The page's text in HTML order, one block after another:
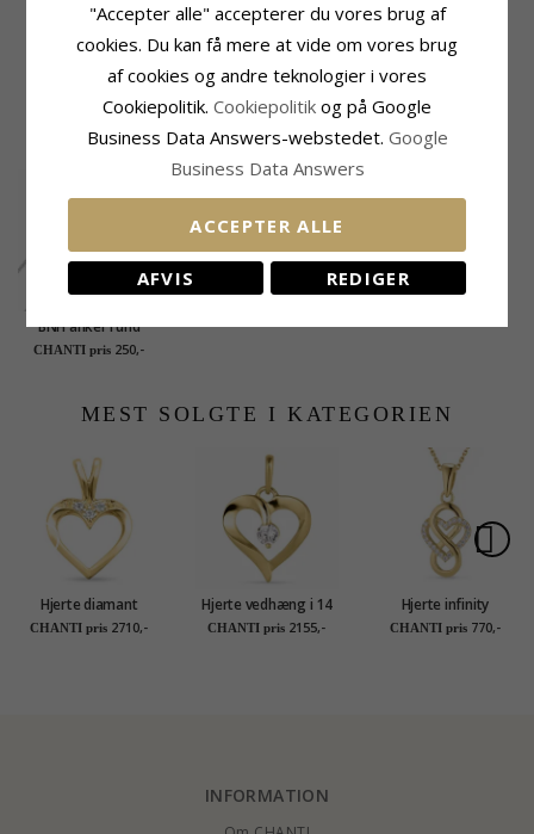
Leveringstid
Leveringstid: 2-3 Hverdage
KUNDER DER HAR KØBT DENNE HAR
OGSÁ KØBT
BNH anker rund
halskæde i sølv 45 cm
CHANTI pris 250,-
MEST SOLGTE I KATEGORIEN
Hjerte diamant
vedhæng i 14 karat
CHANTI pris 2710,-
Hjerte vedhæng i 14
karat guld - Gold
CHANTI pris 2155,-
Hjerte infinity
vedhæng med
CHANTI pris 770,-
INFORMATION
"Accepter alle" accepterer du vores brug af
cookies. Du kan få mere at vide om vores brug
af cookies og andre teknologier i vores
Cookiepolitik. Cookiepolitik og på Google
Business Data Answers-webstedet. Google
Business Data Answers
ACCEPTER ALLE
AFVIS REDIGER